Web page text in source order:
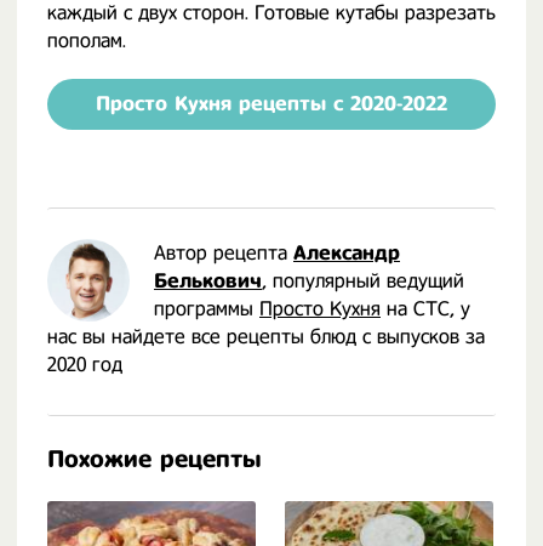
каждый с двух сторон. Готовые кутабы разрезать
пополам.
Просто Кухня рецепты с 2020-2022
Автор рецепта Александр
Белькович, популярный ведущий
программы Просто Кухня на СТС, у
нас вы найдете все рецепты блюд с выпусков за
2020 год
Похожие рецепты